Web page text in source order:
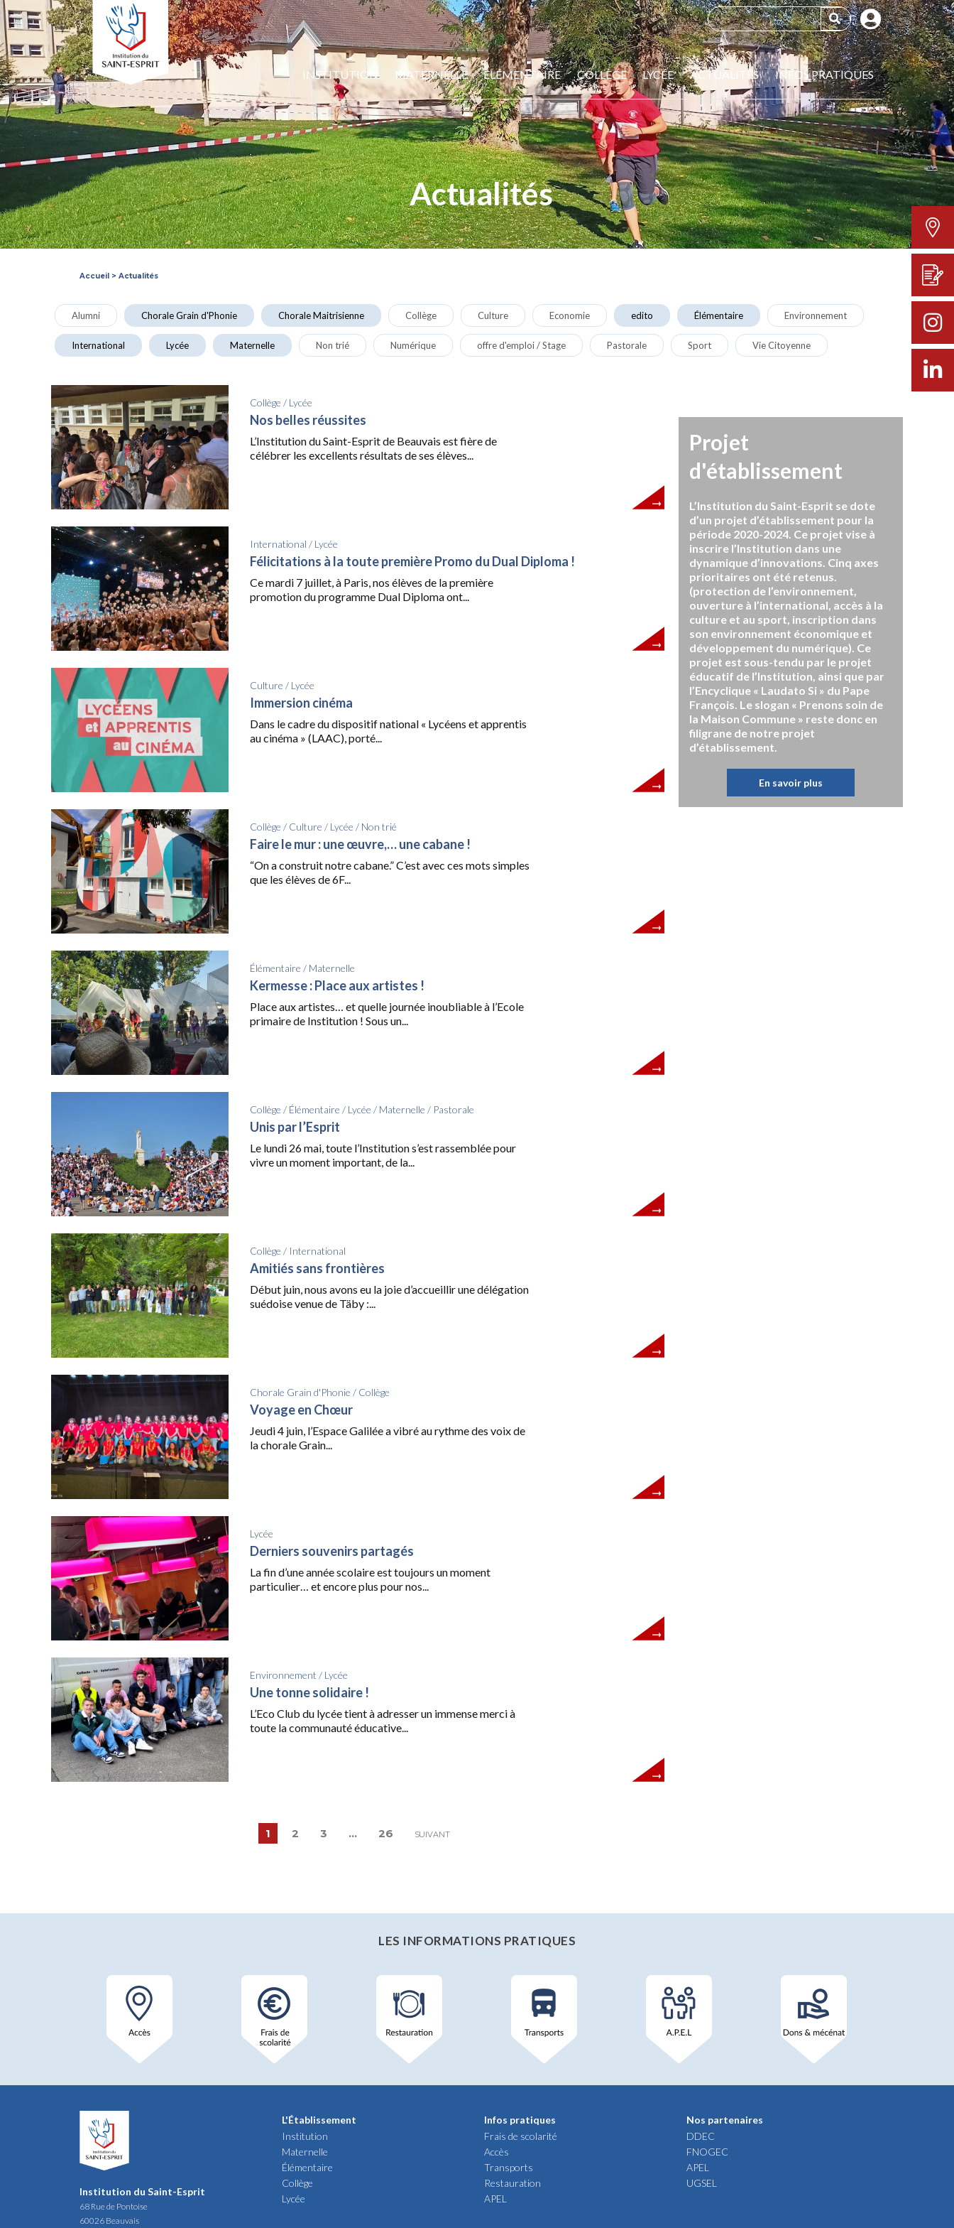
INSTITUTION MATERNELLE ELÉMENTAIRE COLLÈGE LYCÉE ACTUALITÉS INFOS PRATIQUES
Actualités
Accueil > Actualités
Alumni Chorale Grain d'Phonie Chorale Maitrisienne Collège Culture Economie edito Élémentaire Environnement
International Lycée Maternelle Non trié Numérique offre d'emploi / Stage Pastorale Sport Vie Citoyenne
Collège / Lycée
Nos belles réussites
L’Institution du Saint-Esprit de Beauvais est fière de
célébrer les excellents résultats de ses élèves...
International / Lycée
Félicitations à la toute première Promo du Dual Diploma !
Ce mardi 7 juillet, à Paris, nos élèves de la première
promotion du programme Dual Diploma ont...
Culture / Lycée
Immersion cinéma
Dans le cadre du dispositif national « Lycéens et apprentis
au cinéma » (LAAC), porté...
Collège / Culture / Lycée / Non trié
Faire le mur : une œuvre,… une cabane !
“On a construit notre cabane.” C’est avec ces mots simples
que les élèves de 6F...
Élémentaire / Maternelle
Kermesse : Place aux artistes !
Place aux artistes… et quelle journée inoubliable à l’Ecole
primaire de Institution ! Sous un...
Collège / Élémentaire / Lycée / Maternelle / Pastorale
Unis par l’Esprit
Le lundi 26 mai, toute l’Institution s’est rassemblée pour
vivre un moment important, de la...
Collège / International
Amitiés sans frontières
Début juin, nous avons eu la joie d’accueillir une délégation
suédoise venue de Täby :...
Chorale Grain d'Phonie / Collège
Voyage en Chœur
Jeudi 4 juin, l’Espace Galilée a vibré au rythme des voix de
la chorale Grain...
Lycée
Derniers souvenirs partagés
La fin d’une année scolaire est toujours un moment
particulier… et encore plus pour nos...
Environnement / Lycée
Une tonne solidaire !
L’Eco Club du lycée tient à adresser un immense merci à
toute la communauté éducative...
1 2 3 … 26 SUIVANT
Projet
d'établissement
L’Institution du Saint-Esprit se dote
d’un projet d’établissement pour la
période 2020-2024. Ce projet vise à
inscrire l’Institution dans une
dynamique d’innovations. Cinq axes
prioritaires ont été retenus.
(protection de l’environnement,
ouverture à l’international, accès à la
culture et au sport, inscription dans
son environnement économique et
développement du numérique). Ce
projet est sous-tendu par le projet
éducatif de l’Institution, ainsi que par
l’Encyclique « Laudato Si » du Pape
François. Le slogan « Prenons soin de
la Maison Commune » reste donc en
filigrane de notre projet
d’établissement.
En savoir plus
LES INFORMATIONS PRATIQUES
Institution du Saint-Esprit
68 Rue de Pontoise
60026 Beauvais
L'Établissement
Institution
Maternelle
Élémentaire
Collège
Lycée
Infos pratiques
Frais de scolarité
Accès
Transports
Restauration
APEL
Nos partenaires
DDEC
FNOGEC
APEL
UGSEL